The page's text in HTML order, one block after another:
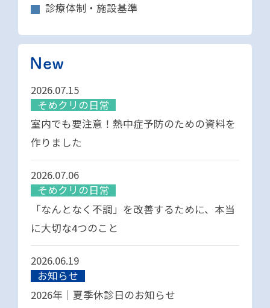
診療体制・施設基準
2026.07.15
そめクリの日常
室内でも要注意！熱中症予防のための資料を
作りました
2026.07.06
そめクリの日常
「なんとなく不調」を改善するために、本当
に大切な4つのこと
2026.06.19
お知らせ
2026年｜夏季休診日のお知らせ